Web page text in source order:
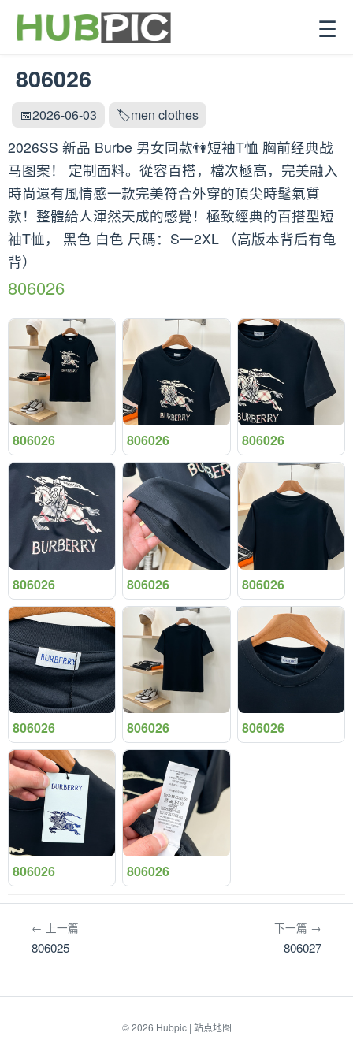
☰
806026
📅2026-06-03 🏷️men clothes
2026SS 新品 Burbe 男女同款👫短袖T恤 胸前经典战
马图案！ 定制面料。從容百搭，檔次極高，完美融入
時尚還有風情感一款完美符合外穿的頂尖時髦氣質
款！整體給人渾然天成的感覺！極致經典的百搭型短
袖T恤， 黑色 白色 尺碼：S一2XL （高版本背后有龟
背）
806026
806026 806026 806026
806026 806026 806026
806026 806026 806026
806026 806026
← 上一篇
806025
下一篇 →
806027
© 2026 Hubpic| 站点地图